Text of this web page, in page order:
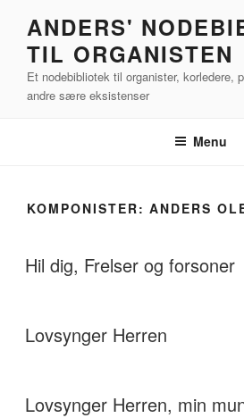
indhold
ANDERS'
TIL ORGANISTEN
Et nodebibliotek til organister, korledere,
andre sære eksistenser
Menu
KOMPONISTER:ANDERS
Hil dig, Frelser og forsoner
Lovsynger Herren
Lovsynger Herren, min